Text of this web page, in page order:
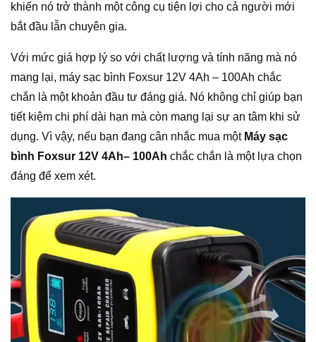
khiến nó trở thành một công cụ tiện lợi cho cả người mới
bắt đầu lẫn chuyên gia.
Với mức giá hợp lý so với chất lượng và tính năng mà nó
mang lại, máy sạc bình Foxsur 12V 4Ah – 100Ah chắc
chắn là một khoản đầu tư đáng giá. Nó không chỉ giúp bạn
tiết kiệm chi phí dài hạn mà còn mang lại sự an tâm khi sử
dụng. Vì vậy, nếu bạn đang cân nhắc mua một Máy sạc
bình Foxsur 12V 4Ah– 100Ah chắc chắn là một lựa chọn
đáng để xem xét.